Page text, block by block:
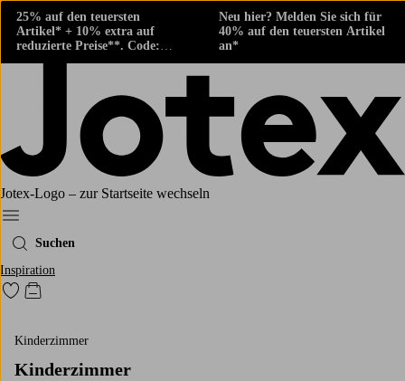
25% auf den teuersten
Artikel* + 10% extra auf
reduzierte Preise**. Code:
424882
Neu hier? Melden Sie sich für
40% auf den teuersten Artikel
an*
Jotex-Logo – zur Startseite wechseln
Ellos‘ Menü
Suchen
Inspiration
Zu den als Favoriten markierten Produkten gehen
Zum Warenkorb
Kinderzimmer
Kinderzimmer